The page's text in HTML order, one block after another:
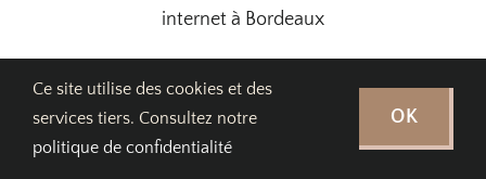
internet à Bordeaux
Ce site utilise des cookies et des
services tiers. Consultez notre
politique de confidentialité
OK